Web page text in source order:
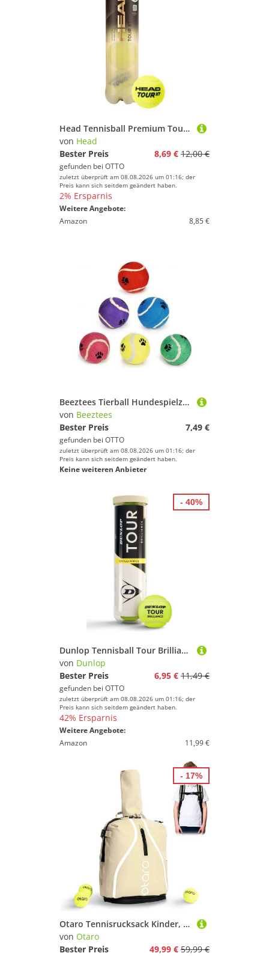
Head Tennisball Premium Tour XT Dose 4er
von Head
Bester Preis
8,69 € 12,00 €
gefunden bei OTTO
zuletzt überprüft am 08.08.2026 um 01:16; der
Preis kann sich seitdem geändert haben.
2% Ersparnis
Weitere Angebote:
Amazon
8,85 €
Beeztees Tierball Hundespielzeug Tennisball grün
von Beeztees
Bester Preis
7,49 €
gefunden bei OTTO
zuletzt überprüft am 08.08.2026 um 01:16; der
Preis kann sich seitdem geändert haben.
Keine weiteren Anbieter
Dunlop Tennisball Tour Brilliance Dose 4er
von Dunlop
Bester Preis
6,95 € 11,49 €
gefunden bei OTTO
zuletzt überprüft am 08.08.2026 um 01:16; der
Preis kann sich seitdem geändert haben.
42% Ersparnis
Weitere Angebote:
Amazon
11,99 €
- 40%
Otaro Tennisrucksack Kinder, 19L, Tennistasche Kinder für 5–11 Jahre (Leicht, kompakt und reflektierend, mit Schlägerfach, Schuhfach & Getränkehalter), wasserabweisender Rucksack für Mädchen & Jungen
von Otaro
Bester Preis
49,99 € 59,99 €
- 17%